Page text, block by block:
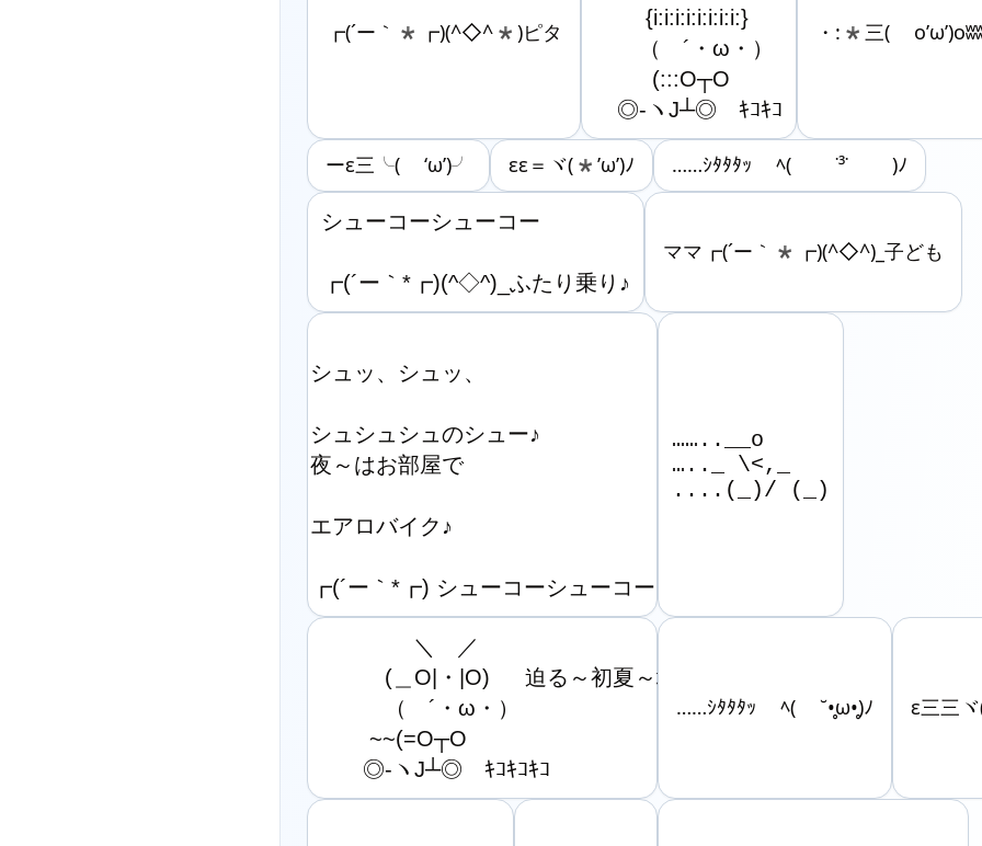
┏(´ー｀*┏)(^◇^*)ピタ
{i:i:i:i:i:i:i:i:}
（　´・ω・）
(:::O┬O
◎-ヽJ┴◎　ｷｺｷｺ
・:*三(
ーε三╰( ‘ω’)╯ εε＝ヾ(*’ω’)ﾉ ……ｼﾀﾀﾀｯ ﾍ( ˙³˙ )ﾉ
シューコーシューコー
┏(´ー｀*┏)(^◇^)_ふたり乗り♪
ママ┏(´ー｀*┏)(^◇^)_子ども
シュッ、シュッ、
シュシュシュのシュー♪
夜～はお部屋で
エアロバイク♪
……..__o
….._ \<,_
....(_)/ (_)
＼　／
(＿O|・|O) 　 迫る～初夏～地獄の季節～♪
（　´・ω・）
~~(=O┬O
◎-ヽJ┴◎　ｷｺｷｺｷｺ
……ｼﾀﾀﾀｯ ﾍ( ˘•̥ω•̥)ﾉ ε三三